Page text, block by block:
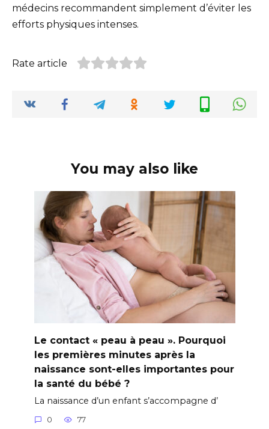
médecins recommandent simplement d’éviter les
efforts physiques intenses.
Rate article
You may also like
Le contact « peau à peau ». Pourquoi
les premières minutes après la
naissance sont-elles importantes pour
la santé du bébé ?
La naissance d’un enfant s’accompagne d’
0 77